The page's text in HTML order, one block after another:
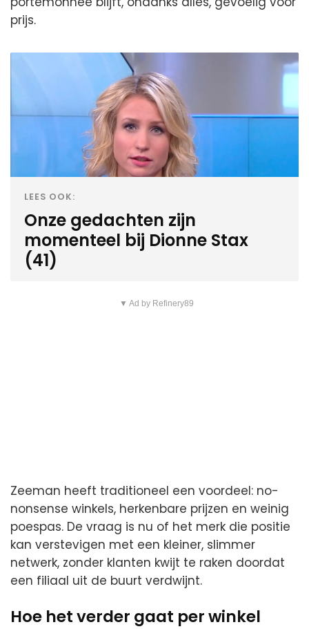
prijs.
LEES OOK:
Onze gedachten zijn
momenteel bij Dionne Stax
(41)
▼ Ad by Refinery89
Zeeman heeft traditioneel een voordeel: no-
nonsense winkels, herkenbare prijzen en weinig
poespas. De vraag is nu of het merk die positie
kan verstevigen met een kleiner, slimmer
netwerk, zonder klanten kwijt te raken doordat
een filiaal uit de buurt verdwijnt.
Hoe het verder gaat per winkel